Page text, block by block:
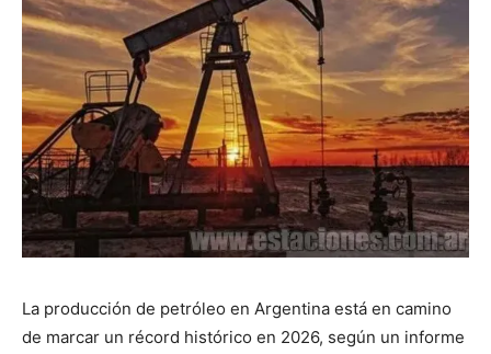
La producción de petróleo en Argentina está en camino
de marcar un récord histórico en 2026, según un informe